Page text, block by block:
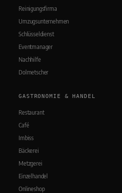
Reinigungsfirma
Umzugsunternehmen
Schlüsseldienst
Eventmanager
Nachhilfe
Dolmetscher
GASTRONOMIE & HANDEL
Restaurant
Café
Imbiss
Bäckerei
Metzgerei
Einzelhandel
Onlineshop